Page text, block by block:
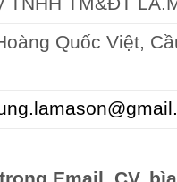
Quốc Việt,
Email, CV,